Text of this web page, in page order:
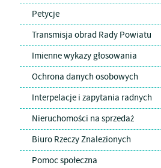
Petycje
Transmisja obrad Rady Powiatu
Imienne wykazy głosowania
Ochrona danych osobowych
Interpelacje i zapytania radnych
Nieruchomości na sprzedaż
Biuro Rzeczy Znalezionych
Pomoc społeczna